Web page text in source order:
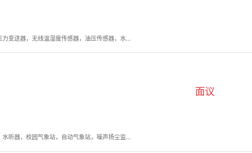
物联压力传感器，无线压力传感器，压力变送器，无线温湿度传感器，油压传感器，水压传感器，液压传感器，液位传感器，静力水准仪，物联温度传感器，灭火器传感器，4G压力传感器
管道泄漏监测系统，负氧离子监测站，水听器，校园气象站，自动气象站，噪声扬尘监测系统，温湿度监控系统，农业气象站
面议